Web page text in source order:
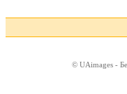
© UAimages -